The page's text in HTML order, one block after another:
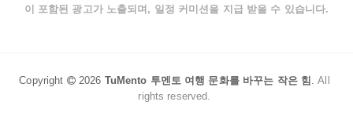
이 포함된 광고가 노출되며, 일정 커미션을 지급 받을 수 있습니다.
Copyright 2026 TuMento 투멘토 여행 문화를 바꾸는 작은 힘 .All
rights reserved.